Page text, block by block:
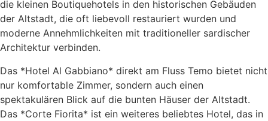
die kleinen Boutiquehotels in den historischen Gebäuden
der Altstadt, die oft liebevoll restauriert wurden und
moderne Annehmlichkeiten mit traditioneller sardischer
Architektur verbinden.
Das *Hotel Al Gabbiano* direkt am Fluss Temo bietet nicht
nur komfortable Zimmer, sondern auch einen
spektakulären Blick auf die bunten Häuser der Altstadt.
Das *Corte Fiorita* ist ein weiteres beliebtes Hotel, das in